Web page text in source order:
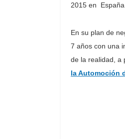
2015 en
En su plan de
7 años con una
de la realidad, a
la Automoción